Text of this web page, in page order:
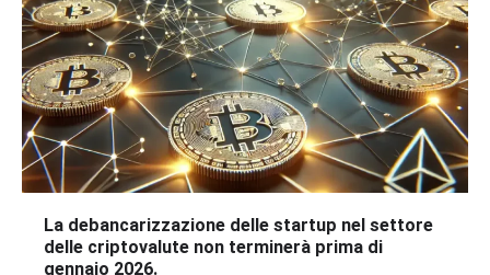
La debancarizzazione delle startup nel settore
delle criptovalute non terminerà prima di
gennaio 2026.